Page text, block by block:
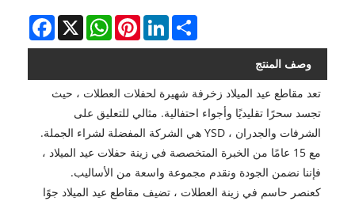
Facebook X
WhatsAppPinterestLinkedInShare
وصف المنتج
تعد مقاطع عيد الميلاد زخرفة شهيرة لحفلات العطلات ، حيث
تجسد سحرًا تقليديًا وأجواء احتفالية. مثالي للتعليق على
الشرفات والجدران ، YSD هي الشركة المفضلة لشراء الجملة.
مع 15 عامًا من الخبرة المتخصصة في زينة حفلات عيد الميلاد ،
فإننا نضمن الجودة ونقدم مجموعة واسعة من الأساليب.
كعنصر حاسم في زينة العطلات ، تضيف مقاطع عيد الميلاد جوًا